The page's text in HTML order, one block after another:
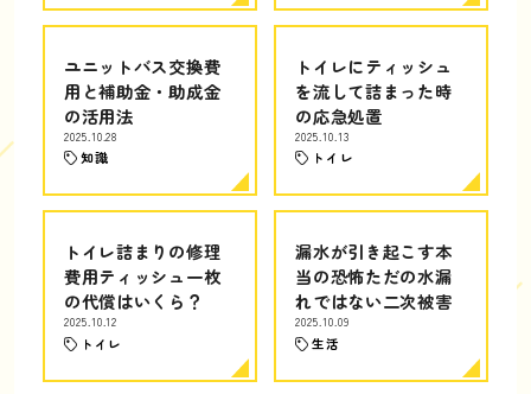
ユニットバス交換費
用と補助金・助成金
の活用法
2025.10.28
知識
トイレにティッシュ
を流して詰まった時
の応急処置
2025.10.13
トイレ
トイレ詰まりの修理
費用ティッシュ一枚
の代償はいくら？
2025.10.12
トイレ
漏水が引き起こす本
当の恐怖ただの水漏
れではない二次被害
2025.10.09
生活